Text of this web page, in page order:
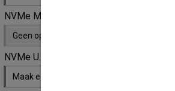
NVMe M.2 SSD
Geen opties
NVMe U.2 SSD
Maak een keuze